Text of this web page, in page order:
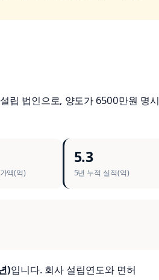
립 법인으로, 양도가 6500만원 명시
액(억)
5.3
5년 누적 실적(억)
)입니다. 회사 설립연도와 면허